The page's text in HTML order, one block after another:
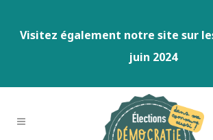
Visitez également notre site sur
juin 2024